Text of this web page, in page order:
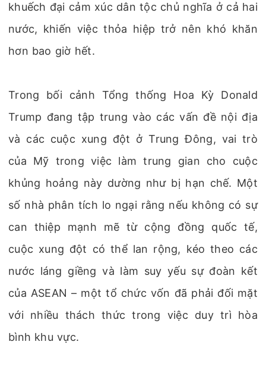
khuếch đại cảm xúc dân tộc chủ nghĩa ở cả hai
nước, khiến việc thỏa hiệp trở nên khó khăn
hơn bao giờ hết.
Trong bối cảnh Tổng thống Hoa Kỳ Donald
Trump đang tập trung vào các vấn đề nội địa
và các cuộc xung đột ở Trung Đông, vai trò
của Mỹ trong việc làm trung gian cho cuộc
khủng hoảng này dường như bị hạn chế. Một
số nhà phân tích lo ngại rằng nếu không có sự
can thiệp mạnh mẽ từ cộng đồng quốc tế,
cuộc xung đột có thể lan rộng, kéo theo các
nước láng giềng và làm suy yếu sự đoàn kết
của ASEAN – một tổ chức vốn đã phải đối mặt
với nhiều thách thức trong việc duy trì hòa
bình khu vực.